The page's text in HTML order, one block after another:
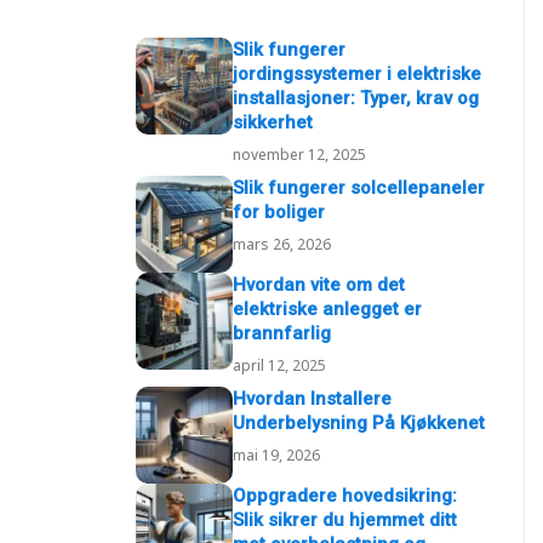
Slik fungerer
jordingssystemer i elektriske
installasjoner: Typer, krav og
sikkerhet
november 12, 2025
Slik fungerer solcellepaneler
for boliger
mars 26, 2026
Hvordan vite om det
elektriske anlegget er
brannfarlig
april 12, 2025
Hvordan Installere
Underbelysning På Kjøkkenet
mai 19, 2026
Oppgradere hovedsikring:
Slik sikrer du hjemmet ditt